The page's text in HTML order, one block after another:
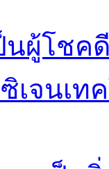
ผู้โชคดี
เจนเ